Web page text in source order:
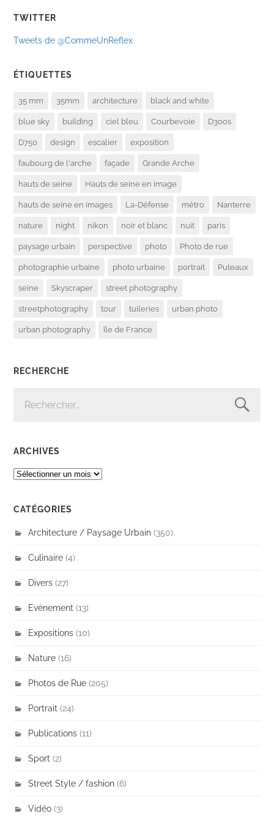
TWITTER
Tweets de @CommeUnReflex
ÉTIQUETTES
35 mm 35mm architecture black and white
blue sky building ciel bleu Courbevoie D300s
D750 design escalier exposition
faubourg de l'arche façade Grande Arche
hauts de seine Hauts de seine en image
hauts de seine en images La-Défense métro Nanterre
nature night nikon noir et blanc nuit paris
paysage urbain perspective photo Photo de rue
photographie urbaine photo urbaine portrait Puteaux
seine Skyscraper street photography
streetphotography tour tuileries urban photo
urban photography île de France
RECHERCHE
ARCHIVES
ARCHIVES
CATÉGORIES
Architecture / Paysage Urbain (350)
Culinaire (4)
Divers (27)
Evènement (13)
Expositions (10)
Nature (16)
Photos de Rue (205)
Portrait (24)
Publications (11)
Sport (2)
Street Style / fashion (6)
Vidéo (3)